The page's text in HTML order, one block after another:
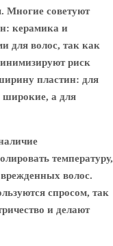
Многие советуют
керамика и
для волос, так как
риск
пластин: для
широкие, а для
температуру,
волос.
спросом, так
и делают